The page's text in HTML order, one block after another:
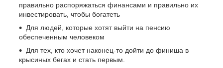
правильно распоряжаться финансами и правильно их
инвестировать, чтобы богатеть
Для людей, которые хотят выйти на пенсию
обеспеченным человеком
Для тех, кто хочет наконец-то дойти до финиша в
крысиных бегах и стать первым.